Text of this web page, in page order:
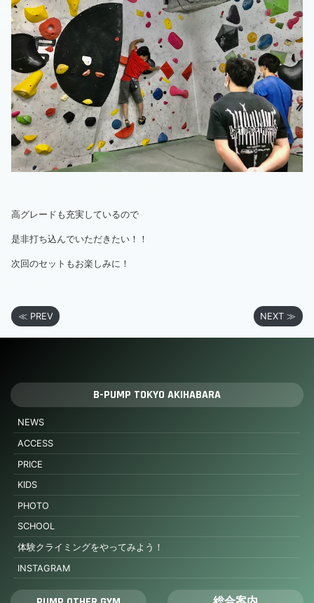
高グレードも充実しているので
是非打ち込んでいただきたい！！
次回のセットもお楽しみに！
≪ PREV NEXT ≫
B-PUMP TOKYO AKIHABARA
NEWS
ACCESS
PRICE
KIDS
PHOTO
SCHOOL
体験クライミングをやってみよう！
INSTAGRAM